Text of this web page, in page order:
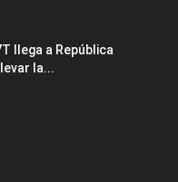
llega a República
la...